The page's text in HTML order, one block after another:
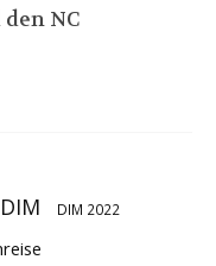
NC
DIM DIM 2022